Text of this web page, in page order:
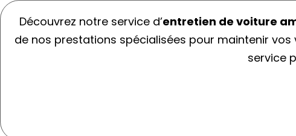
Découvrez notre service d’entretien de voiture
de nos prestations spécialisées pour maintenir
service